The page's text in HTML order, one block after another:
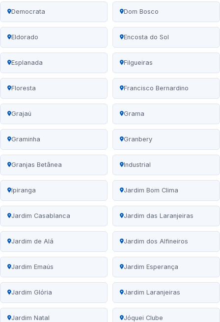
Democrata Dom Bosco
Eldorado Encosta do Sol
Esplanada Filgueiras
Floresta Francisco Bernardino
Grajaú Grama
Graminha Granbery
Granjas Betânea Industrial
Ipiranga Jardim Bom Clima
Jardim Casablanca Jardim das Laranjeiras
Jardim de Alá Jardim dos Alfineiros
Jardim Emaús Jardim Esperança
Jardim Glória Jardim Laranjeiras
Jardim Natal Jóquei Clube